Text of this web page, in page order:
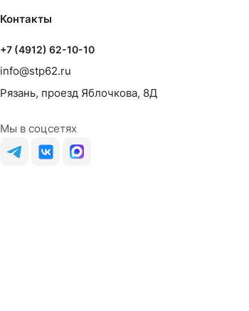
Контакты
+7 (4912) 62-10-10
info@stp62.ru
Рязань, проезд Яблочкова, 8Д
Мы в соцсетях